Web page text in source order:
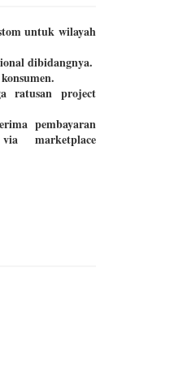
untuk wilayah
dibidangnya.
ratusan project
pembayaran
marketplace